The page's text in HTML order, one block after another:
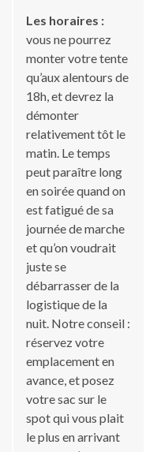
Les horaires :
vous ne pourrez
monter votre tente
qu’aux alentours de
18h, et devrez la
démonter
relativement tôt le
matin. Le temps
peut paraître long
en soirée quand on
est fatigué de sa
journée de marche
et qu’on voudrait
juste se
débarrasser de la
logistique de la
nuit. Notre conseil :
réservez votre
emplacement en
avance, et posez
votre sac sur le
spot qui vous plait
le plus en arrivant